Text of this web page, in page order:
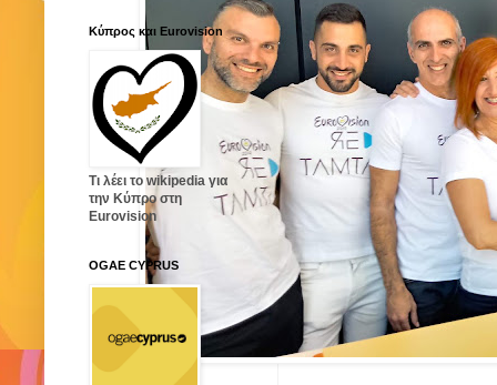
Κύπρος και Eurovision
Τι λέει το wikipedia για
την Κύπρο στη
Eurovision
OGAE CYPRUS